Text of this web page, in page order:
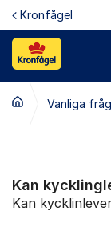
Hoppa till innehåll
Kronfågel
Vanliga
Kan
Kan